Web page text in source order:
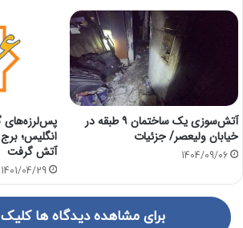
آتش‌سوزی یک ساختمان ۹ طبقه در
خیابان ولیعصر/ جزئیات
1404/09/06
پس‌لرزه‌های
انگلیس؛
آتش گرفت
1401/04/29
برای مشاهده دیدگاه ها کلیک